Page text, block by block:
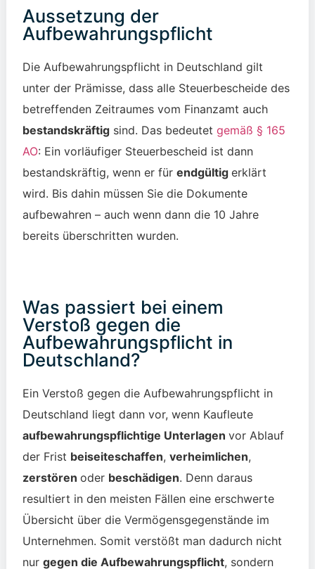
Aussetzung der
Aufbewahrungspflicht
Die Aufbewahrungspflicht in Deutschland gilt
unter der Prämisse, dass alle Steuerbescheide des
betreffenden Zeitraumes vom Finanzamt auch
bestandskräftigsind. Das bedeutet gemäß § 165
AO: Ein vorläufiger Steuerbescheid ist dann
bestandskräftig, wenn er für endgültig erklärt
wird. Bis dahin müssen Sie die Dokumente
aufbewahren – auch wenn dann die 10 Jahre
bereits überschritten wurden.
Was passiert bei einem
Verstoß gegen die
Aufbewahrungspflicht in
Deutschland?
Ein Verstoß gegen die Aufbewahrungspflicht in
Deutschland liegt dann vor, wenn Kaufleute
aufbewahrungspflichtige Unterlagen vor Ablauf
der Frist beiseiteschaffen, verheimlichen,
zerstören oder beschädigen. Denn daraus
resultiert in den meisten Fällen eine erschwerte
Übersicht über die Vermögensgegenstände im
Unternehmen. Somit verstößt man dadurch nicht
nur gegen die Aufbewahrungspflicht, sondern